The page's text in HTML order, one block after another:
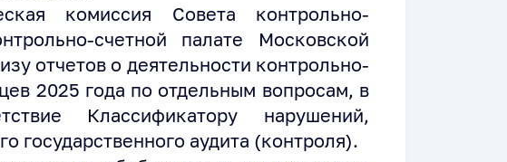
комиссия Совета контрольно-
счетной палате Московской
отчетов о деятельности контрольно-
2025 года по отдельным вопросам, в
Классификатору нарушений,
государственного аудита (контроля).